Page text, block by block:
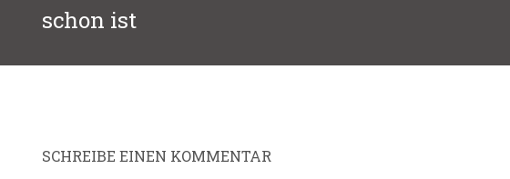
schon ist
SCHREIBE EINEN KOMMENTAR